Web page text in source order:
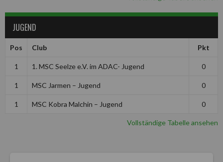
JUGEND
Pos Club Pkt
1 1. MSC Seelze e.V. im ADAC- Jugend 0
1 MSC Jarmen – Jugend 0
1 MSC Kobra Malchin – Jugend 0
Vollständige Tabelle ansehen